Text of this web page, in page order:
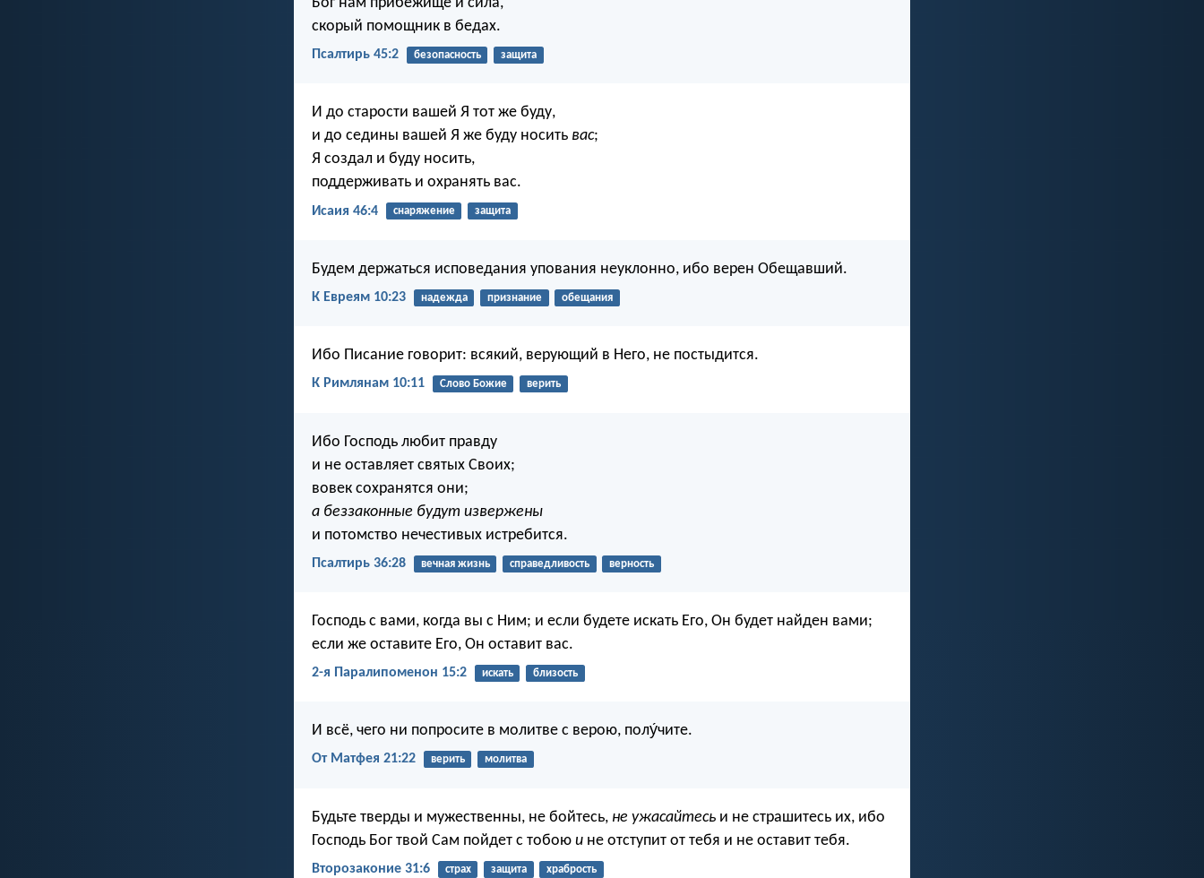
скорый помощник в бедах.
Псалтирь 45:2 безопасность защита
И до старости вашей Я тот же буду,
и до седины вашей Я же буду носить вас;
Я создал и буду носить,
поддерживать и охранять вас.
Исаия 46:4 снаряжение защита
Будем держаться исповедания упования неуклонно, ибо верен Обещавший.
К Евреям 10:23 надежда признание обещания
Ибо Писание говорит: всякий, верующий в Него, не постыдится.
К Римлянам 10:11 Слово Божие верить
Ибо Господь любит правду
и не оставляет святых Своих;
вовек сохранятся они;
а беззаконные будут извержены
и потомство нечестивых истребится.
Псалтирь 36:28 вечная жизнь справедливость верность
Господь с вами, когда вы с Ним; и если будете искать Его, Он будет найден вами;
если же оставите Его, Он оставит вас.
2-я Паралипоменон 15:2 искать близость
И всё, чего ни попросите в молитве с верою, полу́чите.
От Матфея 21:22 верить молитва
Будьте тверды и мужественны, не бойтесь, не ужасайтесь и не страшитесь их, ибо
Господь Бог твой Сам пойдет с тобою и не отступит от тебя и не оставит тебя.
Второзаконие 31:6 страх защита храбрость